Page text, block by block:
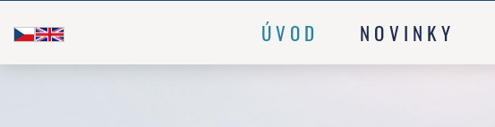
ÚVOD NOVINKY